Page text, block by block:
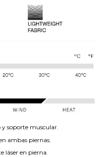
y soporte muscular.
ambas piernas.
láser en pierna.